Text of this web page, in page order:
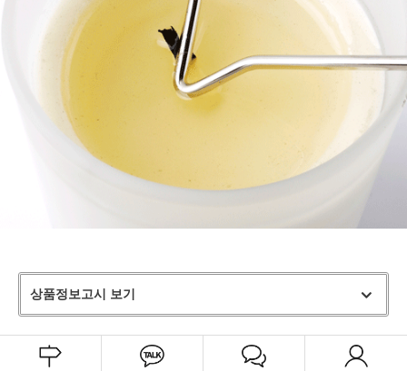
상품정보고시 보기